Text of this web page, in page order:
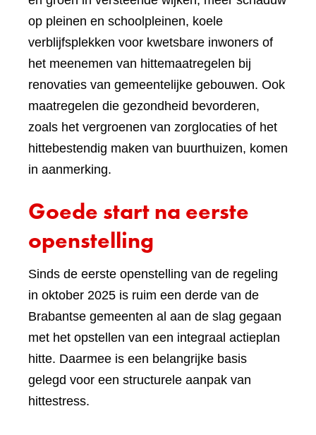
op pleinen en schoolpleinen, koele
verblijfsplekken voor kwetsbare inwoners of
het meenemen van hittemaatregelen bij
renovaties van gemeentelijke gebouwen. Ook
maatregelen die gezondheid bevorderen,
zoals het vergroenen van zorglocaties of het
hittebestendig maken van buurthuizen, komen
in aanmerking.
Goede start na eerste
openstelling
Sinds de eerste openstelling van de regeling
in oktober 2025 is ruim een derde van de
Brabantse gemeenten al aan de slag gegaan
met het opstellen van een integraal actieplan
hitte. Daarmee is een belangrijke basis
gelegd voor een structurele aanpak van
hittestress.